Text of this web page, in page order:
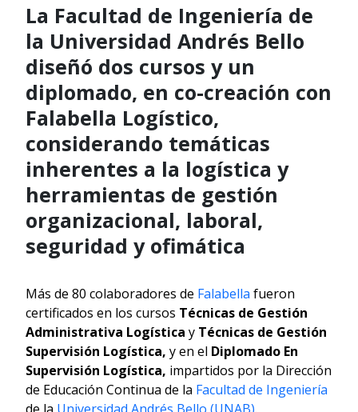
La Facultad de Ingeniería de
la Universidad Andrés Bello
diseñó dos cursos y un
diplomado, en co-creación con
Falabella Logístico,
considerando temáticas
inherentes a la logística y
herramientas de gestión
organizacional, laboral,
seguridad y ofimática
Más de 80 colaboradores de Falabella fueron
certificados en los cursos Técnicas de Gestión
Administrativa Logística y Técnicas de Gestión
Supervisión Logística, y en el Diplomado En
Supervisión Logística, impartidos por la Dirección
de Educación Continua de la Facultad de Ingeniería